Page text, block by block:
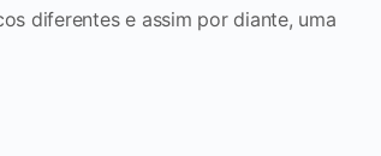
diferentes e assim por diante, uma